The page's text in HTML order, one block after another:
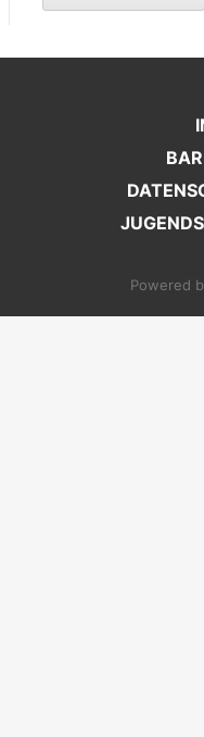
Powered